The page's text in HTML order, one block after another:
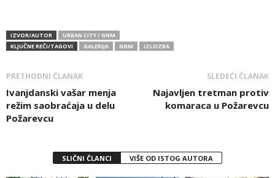
IZVOR/AUTOR
URBAN CITY / GNM
KLJUČNE REČI/TAGOVI
GALERIJA GNM IZLOZBA
PRETHODNI ČLANAK
Ivanjdanski vašar menja
režim saobraćaja u delu
Požarevcu
SLEDEĆI ČLANAK
Najavljen tretman protiv
komaraca u Požarevcu
SLIČNI ČLANCI VIŠE OD ISTOG AUTORA